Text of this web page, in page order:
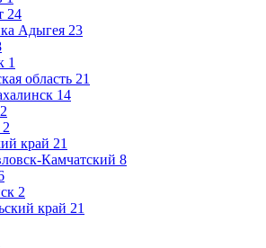
24
Адыгея 23
1
область 21
14
2
2
край 21
Камчатский 8
2
край 21